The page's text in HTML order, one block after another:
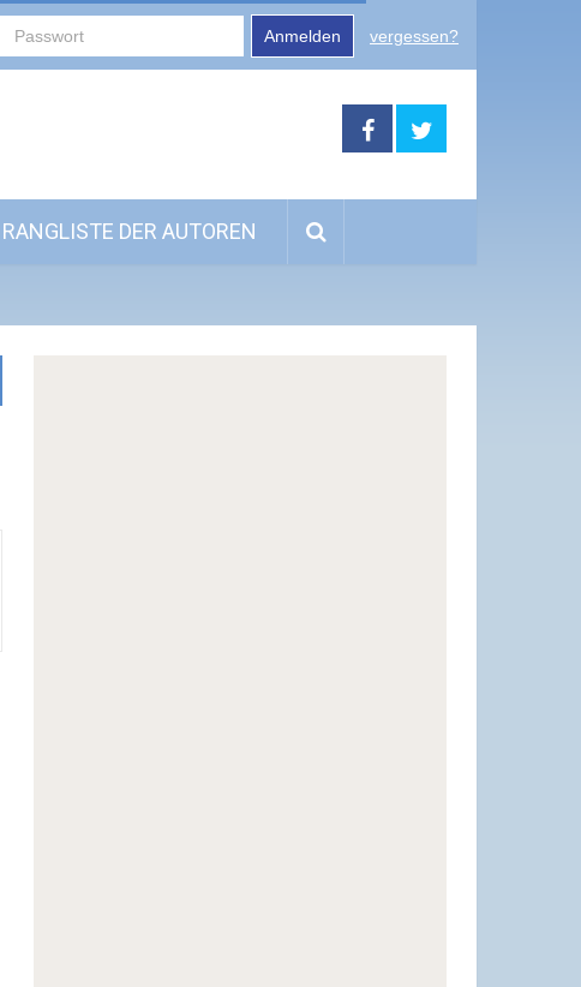
Anmelden vergessen?
RANGLISTE DER AUTOREN